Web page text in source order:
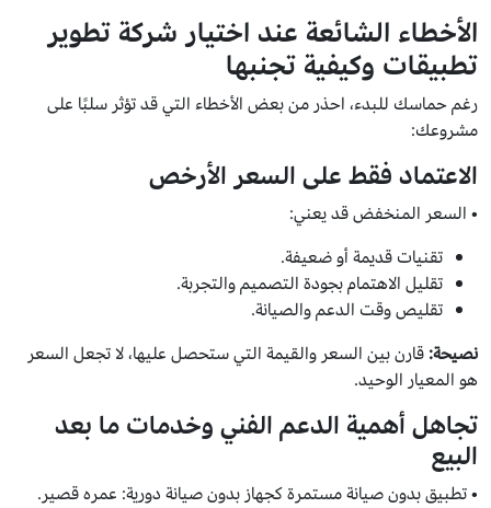
الأخطاء الشائعة عند اختيار شركة تطوير
تطبيقات وكيفية تجنبها
رغم حماسك للبدء، احذر من بعض الأخطاء التي قد تؤثر سلبًا على
مشروعك:
الاعتماد فقط على السعر الأرخص
• السعر المنخفض قد يعني:
تقنيات قديمة أو ضعيفة.
تقليل الاهتمام بجودة التصميم والتجربة.
تقليص وقت الدعم والصيانة.
نصيحة:قارن بين السعر والقيمة التي ستحصل عليها، لا تجعل السعر
هو المعيار الوحيد.
تجاهل أهمية الدعم الفني وخدمات ما بعد
البيع
• تطبيق بدون صيانة مستمرة كجهاز بدون صيانة دورية: عمره قصير.